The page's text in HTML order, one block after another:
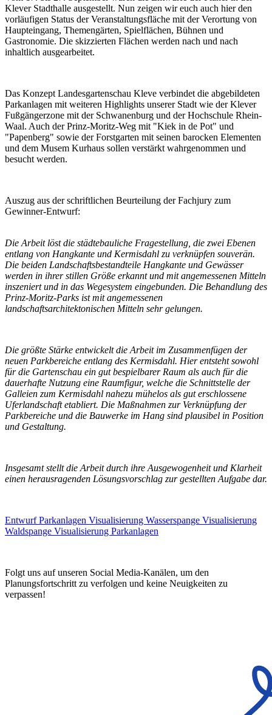
Klever Stadthalle ausgestellt. Nun zeigen wir euch auch hier den
vorläufigen Status der Veranstaltungsfläche mit der Verortung von
Haupteingang, Themengärten, Spielflächen, Bühnen und
Gastronomie. Die skizzierten Flächen werden nach und nach
inhaltlich ausgearbeitet.
Das Konzept Landesgartenschau Kleve verbindet die abgebildeten
Parkanlagen mit weiteren Highlights unserer Stadt wie der Klever
Fußgängerzone mit der Schwanenburg und der Hochschule Rhein-
Waal. Auch der Prinz-Moritz-Weg mit "Kiek in de Pot" und
"Papenberg" sowie der Forstgarten mit seinen barocken Elementen
und dem Musem Kurhaus sollen verstärkt wahrgenommen und
besucht werden.
Auszug aus der schriftlichen Beurteilung der Fachjury zum
Gewinner-Entwurf:
Die Arbeit löst die städtebauliche Fragestellung, die zwei Ebenen
entlang von Hangkante und Kermisdahl zu verknüpfen souverän.
Die beiden Landschaftsbestandteile Hangkante und Gewässer
werden in ihrer stillen Größe erkannt und mit angemessenen Mitteln
inszeniert und in das Wegesystem eingebunden. Die Behandlung des
Prinz-Moritz-Parks ist mit angemessenen
landschaftsarchitektonischen Mitteln sehr gelungen.
Die größte Stärke entwickelt die Arbeit im Zusammenfügen der
neuen Parkbereiche entlang des Kermisdahl. Hier entsteht sowohl
für die Gartenschau ein gut bespielbarer Raum als auch für die
dauerhafte Nutzung eine Raumfigur, welche die Schnittstelle der
Galleien zum Kermisdahl nahezu mühelos als gut erschlossene
Uferlandschaft etabliert. Die Maßnahmen zur Verknüpfung der
Parkbereiche und die Bauwerke im Hang sind plausibel in Position
und Gestaltung.
Insgesamt stellt die Arbeit durch ihre Ausgewogenheit und Klarheit
einen herausragenden Lösungsvorschlag zur gestellten Aufgabe dar.
Entwurf Parkanlagen Visualisierung Wasserspange Visualisierung
Waldspange Visualisierung Parkanlagen
Folgt uns auf unseren Social Media-Kanälen, um den
Planungsfortschritt zu verfolgen und keine Neuigkeiten zu
verpassen!